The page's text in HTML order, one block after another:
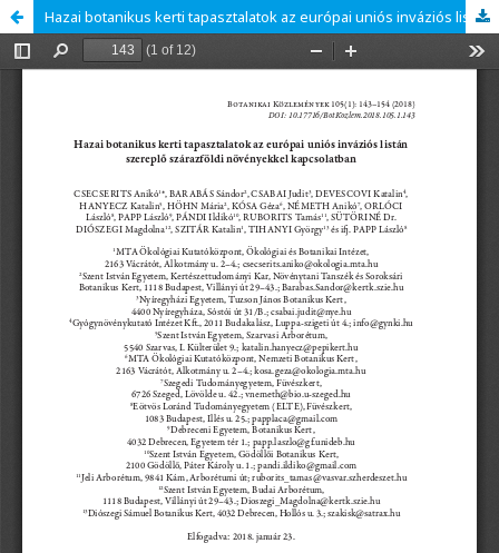
Hazai botanikus kerti tapasztalatok az európai uniós inváziós listán szereplő szárazföldi növényekkel kapcsolatban